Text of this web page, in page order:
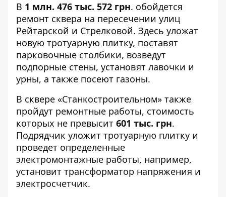
В 1 млн. 476 тыс. 572 грн. обойдется
ремонт сквера на пересечении улиц
Рейтарской и Стрелковой. Здесь уложат
новую тротуарную плитку, поставят
парковочные столбики, возведут
подпорные стены, установят лавочки и
урны, а также посеют газоны.
В сквере «Станкостроительном» также
пройдут ремонтные работы, стоимость
которых не превысит 601 тыс. грн.
Подрядчик уложит тротуарную плитку и
проведет определенные
электромонтажные работы, например,
установит трансформатор напряжения и
электросчетчик.